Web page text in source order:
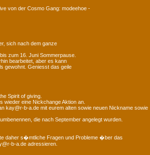
von der Cosmo Gang: modeehoe -
sich nach dem ganze
zum 16. Juni Sommerpause.
bearbeitet, aber es kann
gewohnt. Geniesst das geile
Spirit of giving.
wieder eine Nickchange Aktion an.
kay@r-b-a.de mit eurem alten sowie neuen Nickname sowie
die nach September angelegt wurden.
daher s�mtliche Fragen und Probleme �ber das
b-a.de adressieren.